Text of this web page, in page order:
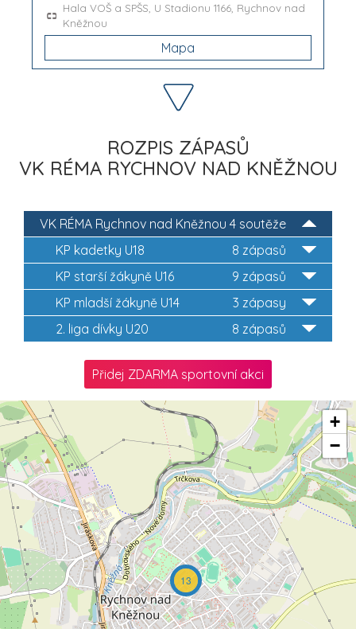
Hala VOŠ a SPŠS, U Stadionu 1166, Rychnov nad
Kněžnou
Mapa
ROZPIS ZÁPASŮ
VK RÉMA RYCHNOV NAD KNĚŽNOU
4 soutěže
VK RÉMA Rychnov nad Kněžnou
8 zápasů
KP kadetky U18
9 zápasů
KP starší žákyně U16
3 zápasy
KP mladší žákyně U14
8 zápasů
2. liga dívky U20
Přidej ZDARMA sportovní akci
13
+
−